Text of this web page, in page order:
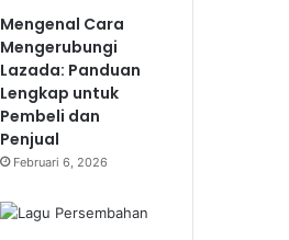
Mengenal Cara
Mengerubungi
Lazada: Panduan
Lengkap untuk
Pembeli dan
Penjual
Februari 6, 2026